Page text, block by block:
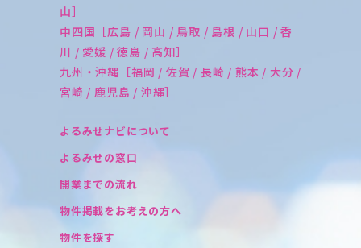
山］
中四国［広島 / 岡山 / 鳥取 / 島根 / 山口 / 香
川 / 愛媛 / 徳島 / 高知］
九州・沖縄［福岡 / 佐賀 / 長崎 / 熊本 / 大分 /
宮崎 / 鹿児島 / 沖縄］
よるみせナビについて
よるみせの窓口
開業までの流れ
物件掲載をお考えの方へ
物件を探す